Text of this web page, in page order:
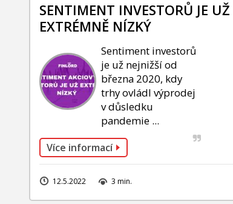
SENTIMENT INVESTORŮ JE UŽ
EXTRÉMNĚ NÍZKÝ
Sentiment investorů
je už nejnižší od
března 2020, kdy
trhy ovládl výprodej
v důsledku
pandemie ...
Více informací
12.5.2022 3 min.